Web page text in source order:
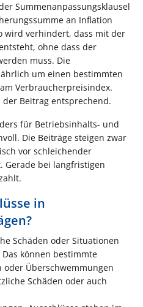
Summenanpassungsklausel
an Inflation
wird verhindert, dass mit der
ohne dass der
muss. Die
um einen bestimmten
Verbraucherpreisindex.
Beitrag entsprechend.
für Betriebsinhalts- und
Die Beiträge steigen zwar
vor schleichender
Gerade bei langfristigen
in
Schäden oder Situationen
können bestimmte
Überschwemmungen
Schäden oder auch